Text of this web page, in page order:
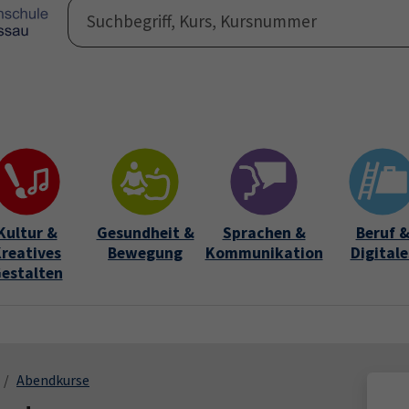
Programm
&
Gesundheit &
Bewegung
Sprachen &
Kommunikation
Beruf &
Abendkurse